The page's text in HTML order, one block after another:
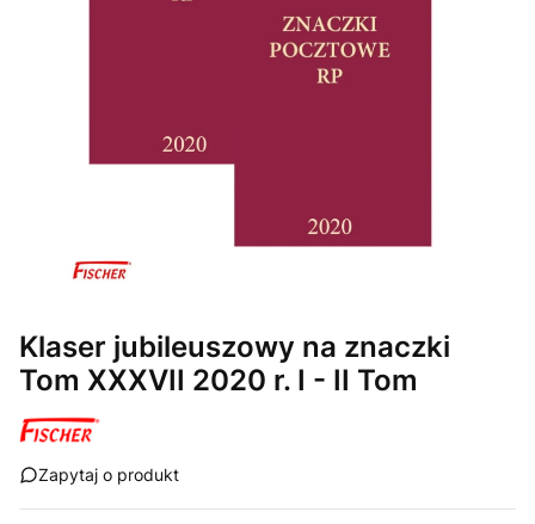
Klaser jubileuszowy na znaczki
Tom XXXVII 2020 r. I - II Tom
Zapytaj o produkt